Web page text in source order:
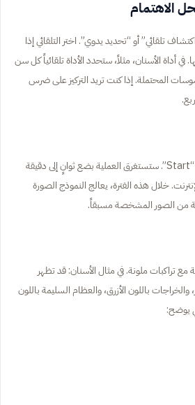
تلقائي” أو “تحديد يدوي”. اختر التلقائي إذا
في أداة الأسنان، مثلاً، ستحدد الأداة تلقائياً كل سن
المحتملة. إذا كنت تريد التركيز على ضرس
اضغط على زر “Analyze” أو “Start”. ستستغرق العملية بضع ثوانٍ إلى دقيقة
خلال هذه الفترة، يعالج النموذج الصورة
من الصور المشخصة مسبقاً.
مع تراكبات ملونة. في مثال الأسنان: قد تظهر
باللون الأزرق، والعظام السليمة باللون
يوضح: